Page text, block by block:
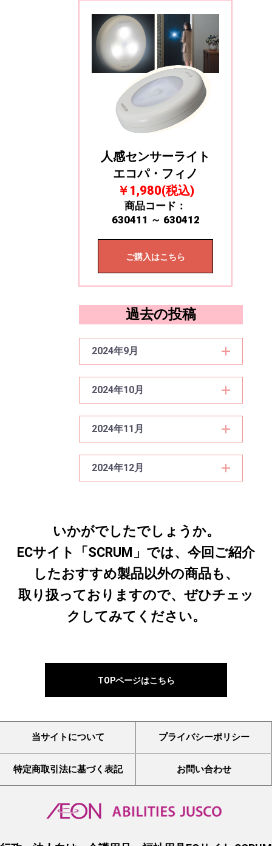
人感センサーライト
エコパ・フィノ
￥1,980(税込)
商品コード：
630411 ～ 630412
ご購入はこちら
過去の投稿
2024年9月
2024年10月
2024年11月
2024年12月
いかがでしたでしょうか。
ECサイト「SCRUM」では、今回ご紹介
したおすすめ製品以外の商品も、
取り扱っておりますので、ぜひチェッ
クしてみてください。
TOPページはこちら
当サイトについて プライバシーポリシー
特定商取引法に基づく表記 お問い合わせ